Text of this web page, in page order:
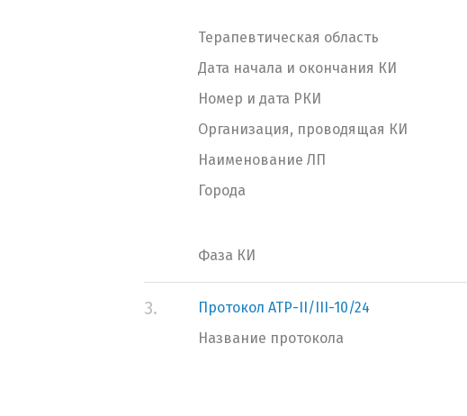
Терапевтическая область
Дата начала и окончания КИ
Номер и дата РКИ
Организация, проводящая КИ
Наименование ЛП
Города
Фаза КИ
3.
Протокол АТР-II/III-10/24
Название протокола